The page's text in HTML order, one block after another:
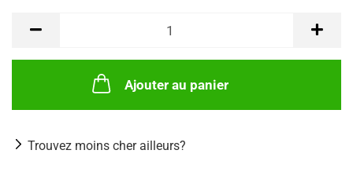
Ajouter au panier
Trouvez moins cher ailleurs?